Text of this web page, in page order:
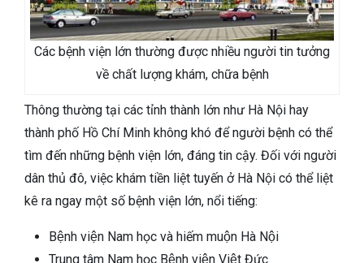
Các bệnh viện lớn thường được nhiều người tin tưởng
về chất lượng khám, chữa bệnh
Thông thường tại các tỉnh thành lớn như Hà Nội hay
thành phố Hồ Chí Minh không khó để người bệnh có thể
tìm đến những bệnh viện lớn, đáng tin cậy. Đối với người
dân thủ đô, việc khám tiền liệt tuyến ở Hà Nội có thể liệt
kê ra ngay một số bệnh viện lớn, nổi tiếng:
Bệnh viện Nam học và hiếm muộn Hà Nội
Trung tâm Nam học Bệnh viện Việt Đức